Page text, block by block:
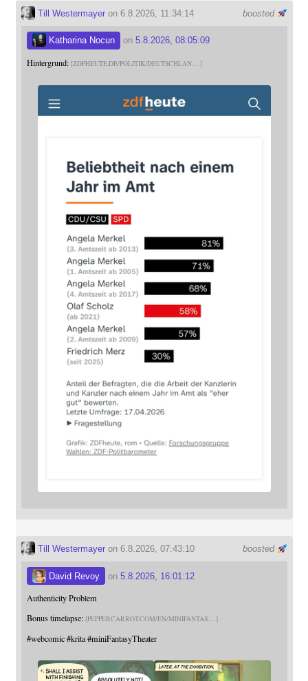
boosted
Till Westermayeron 6.8.2026, 11:34:14
Katharina Nocun on 5.8.2026, 08:05:09
Hintergrund: ZDFHEUTE.DE/POLITIK/DEUTSCHLAN
boosted
Till Westermayeron 6.8.2026, 07:43:10
David Revoy on 5.8.2026, 16:01:12
Authenticity Problem
Bonus timelapse: PEPPERCARROT.COM/EN/MINIFANTAS
#webcomic #krita #miniFantasyTheater